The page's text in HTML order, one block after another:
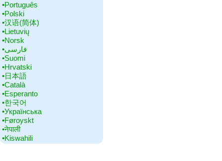
•‎Português
•‎Polski
•‎汉语(简体)
•‎Lietuvių
•‎Norsk
•‎فارسی
•‎Suomi
•‎Hrvatski
•‎日本語
•‎Català
•‎Esperanto
•‎한국어
•‎Українська
•‎Føroyskt
•‎नेपाली
•‎Kiswahili